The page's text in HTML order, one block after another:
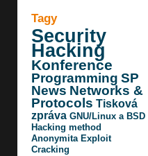
Tagy
Security
Hacking
Konference
Programming SP
News Networks &
Protocols Tisková
zpráva GNU/Linux a BSD
Hacking method
Anonymita Exploit
Cracking